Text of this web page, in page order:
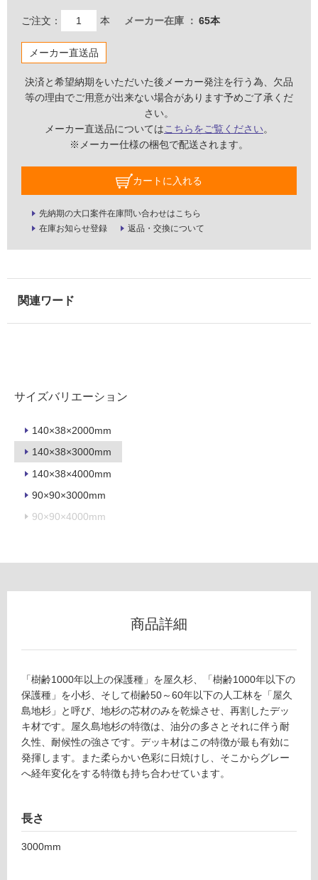
ご注文： 本 メーカー在庫 65本
メーカー直送品
決済と希望納期をいただいた後メーカー発注を行う為、欠品
等の理由でご用意が出来ない場合があります予めご了承くだ
さい。
メーカー直送品についてはこちらをご覧ください。
※メーカー仕様の梱包で配送されます。
カートに入れる
先納期の大口案件在庫問い合わせはこちら
在庫お知らせ登録
返品・交換について
サイズバリエーション
140×38×2000mm
140×38×3000mm
140×38×4000mm
90×90×3000mm
90×90×4000mm
適
て
る
る
意
が
必
し
屋
壁・
屋
外
壁・
浴
用
可
能
(寒
冷
地
以
外)
商品詳細
「樹齢1000年以上の保護種」を屋久杉、「樹齢1000年以下の
保護種」を小杉、そして樹齢50～60年以下の人工林を「屋久
島地杉」と呼び、地杉の芯材のみを乾燥させ、再割したデッ
キ材です。屋久島地杉の特徴は、油分の多さとそれに伴う耐
久性、耐候性の強さです。デッキ材はこの特徴が最も有効に
発揮します。また柔らかい色彩に日焼けし、そこからグレー
へ経年変化をする特徴も持ち合わせています。
長さ
3000mm